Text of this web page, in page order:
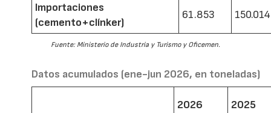
Importaciones
(cemento+clínker)
61.853 150.014
Fuente: Ministerio de Industria y Turismo y Oficemen.
Datos acumulados (ene-jun 2026, en toneladas)
2026 2025